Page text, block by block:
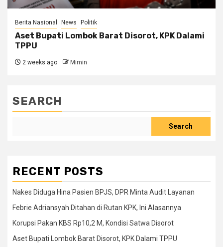
Berita Nasional News Politik
Aset Bupati Lombok Barat Disorot, KPK Dalami
TPPU
2 weeks ago Mimin
SEARCH
Search
RECENT POSTS
Nakes Diduga Hina Pasien BPJS, DPR Minta Audit Layanan
Febrie Adriansyah Ditahan di Rutan KPK, Ini Alasannya
Korupsi Pakan KBS Rp10,2 M, Kondisi Satwa Disorot
Aset Bupati Lombok Barat Disorot, KPK Dalami TPPU